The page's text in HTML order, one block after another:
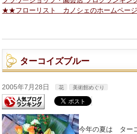
★★フローリスト カノシェのホームペー
ターコイズブルー
2005年7月28日 花 美術館めぐり
今年の夏は ター